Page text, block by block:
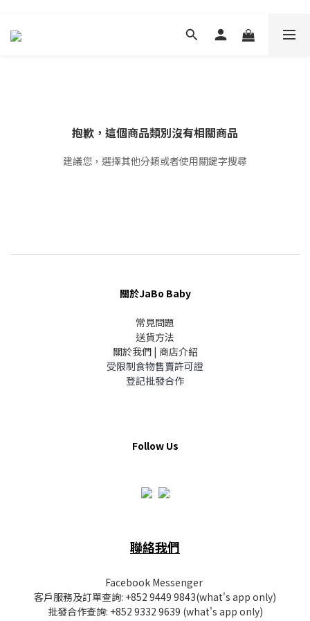
抱歉，這個商品類別沒有相關商品
建議您，選擇其他分類或者使用關鍵字搜尋
關於JaBo Baby
常見問題
送貨方法
關於我們 | 商店介紹
受限制食物售賣許可證
登記批發合作
Follow Us
聯絡我們
Facebook Messenger
客戶服務及訂單查詢: +852 9449 9843(what's app only)
批發合作查詢: +852 9332 9639 (what's app only)